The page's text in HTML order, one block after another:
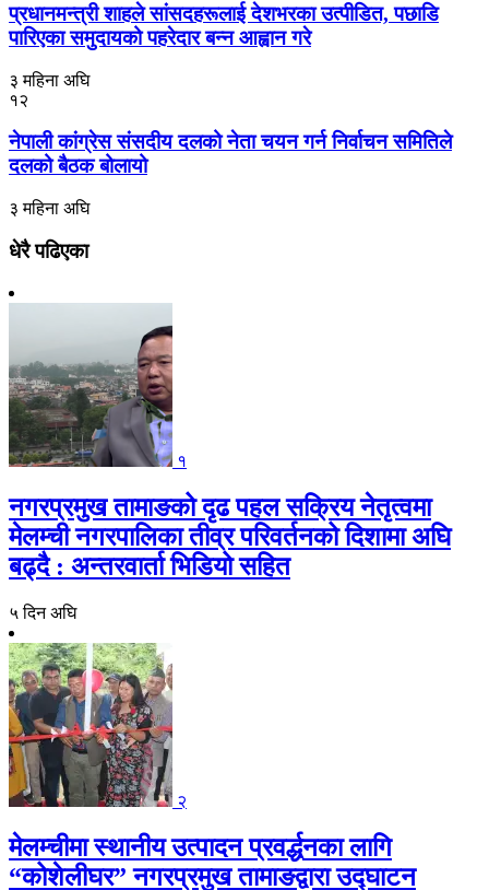
प्रधानमन्त्री शाहले सांसदहरूलाई देशभरका उत्पीडित, पछाडि
पारिएका समुदायको पहरेदार बन्न आह्वान गरे
३ महिना अघि
१२
नेपाली कांग्रेस संसदीय दलको नेता चयन गर्न निर्वाचन समितिले
दलको बैठक बोलायो
३ महिना अघि
धेरै पढिएका
१
नगरप्रमुख तामाङको दृढ पहल सक्रिय नेतृत्वमा
मेलम्ची नगरपालिका तीव्र परिवर्तनको दिशामा अघि
बढ्दै : अन्तरवार्ता भिडियो सहित
५ दिन अघि
२
मेलम्चीमा स्थानीय उत्पादन प्रवर्द्धनका लागि
“कोशेलीघर” नगरप्रमुख तामाङद्वारा उद्घाटन